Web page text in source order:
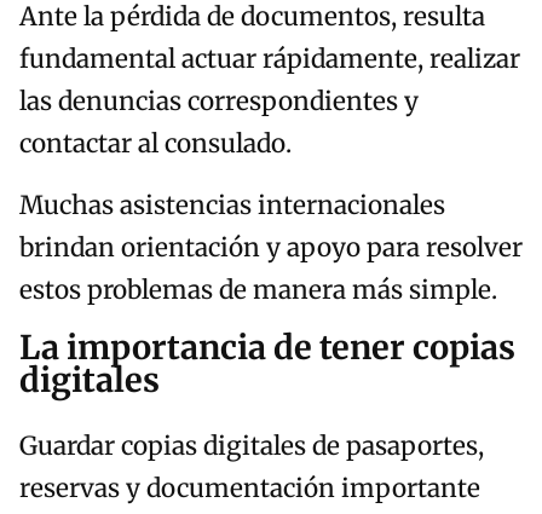
Ante la pérdida de documentos, resulta
fundamental actuar rápidamente, realizar
las denuncias correspondientes y
contactar al consulado.
Muchas asistencias internacionales
brindan orientación y apoyo para resolver
estos problemas de manera más simple.
La importancia de tener copias
digitales
Guardar copias digitales de pasaportes,
reservas y documentación importante